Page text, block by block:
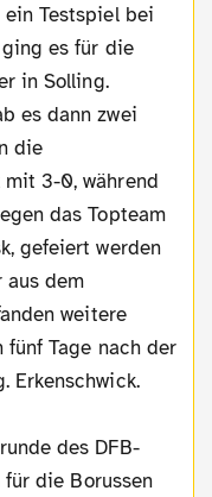
ein Testspiel bei
es für die
in Solling.
es dann zwei
die
mit 3-0, während
das Topteam
gefeiert werden
aus dem
weitere
fünf Tage nach der
Erkenschwick.
des DFB-
die Borussen